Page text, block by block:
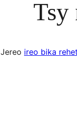
Tsy
Jereo ireo bika